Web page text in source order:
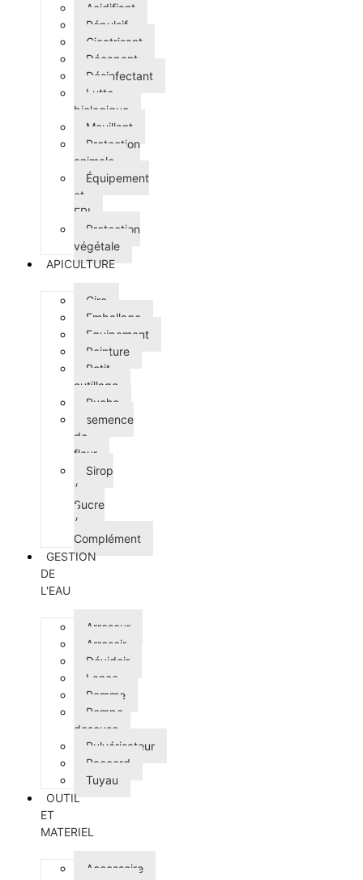
Acidifiant
Répulsif
Cicatrisant
Décapant
Désinfectant
Lutte
biologique
Mouillant
Protection
animale
Équipement
et
EPI
Protection
végétale
APICULTURE
Cire
Emballage
Equipement
Peinture
Petit
outillage
Ruche
semence
de
fleur
Sirop
/
Sucre
/
Complément
GESTION
DE
L'EAU
Arroseur
Arrosoir
Dévidoir
Lance
Pomme
Pompe
doseuse
Pulvérisateur
Raccord
Tuyau
OUTIL
ET
MATERIEL
Accessoire